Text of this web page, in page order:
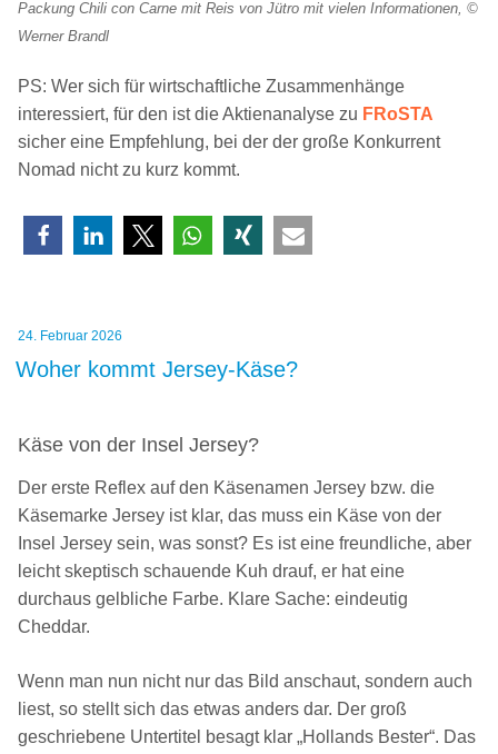
Packung Chili con Carne mit Reis von Jütro mit vielen Informationen, ©
Werner Brandl
PS: Wer sich für wirtschaftliche Zusammenhänge
interessiert, für den ist die Aktienanalyse zu FRoSTA
sicher eine Empfehlung, bei der der große Konkurrent
Nomad nicht zu kurz kommt.
Veröffentlicht
am
24. Februar 2026
Woher kommt Jersey-Käse?
Käse von der Insel Jersey?
Der erste Reflex auf den Käsenamen Jersey bzw. die
Käsemarke Jersey ist klar, das muss ein Käse von der
Insel Jersey sein, was sonst? Es ist eine freundliche, aber
leicht skeptisch schauende Kuh drauf, er hat eine
durchaus gelbliche Farbe. Klare Sache: eindeutig
Cheddar.
Wenn man nun nicht nur das Bild anschaut, sondern auch
liest, so stellt sich das etwas anders dar. Der groß
geschriebene Untertitel besagt klar „Hollands Bester“. Das